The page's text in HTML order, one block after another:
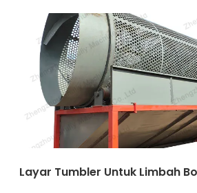
Layar Tumbler Untuk Limbah